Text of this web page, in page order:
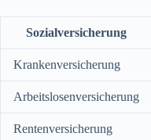
Sozialversicherung
Krankenversicherung
Arbeitslosenversicherung
Rentenversicherung